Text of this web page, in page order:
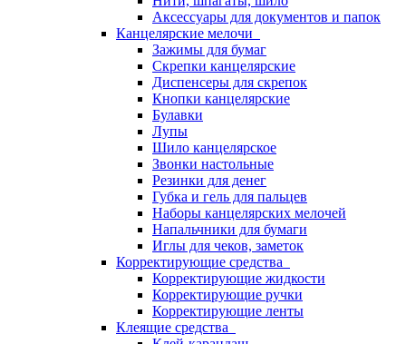
Аксессуары для документов и папок
Канцелярские мелочи
Зажимы для бумаг
Скрепки канцелярские
Диспенсеры для скрепок
Кнопки канцелярские
Булавки
Лупы
Шило канцелярское
Звонки настольные
Резинки для денег
Губка и гель для пальцев
Наборы канцелярских мелочей
Напальчники для бумаги
Иглы для чеков, заметок
Корректирующие средства
Корректирующие жидкости
Корректирующие ручки
Корректирующие ленты
Клеящие средства